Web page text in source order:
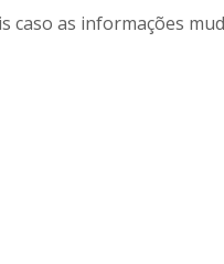
as informações